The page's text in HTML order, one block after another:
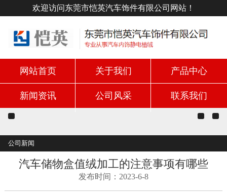
欢迎访问东莞市恺英汽车饰件有限公司网站！
网站首页 关于我们 产品中心
新闻资讯 公司风采 联系我们
公司新闻
汽车储物盒值绒加工的注意事项有哪些
发布时间：2023-6-8